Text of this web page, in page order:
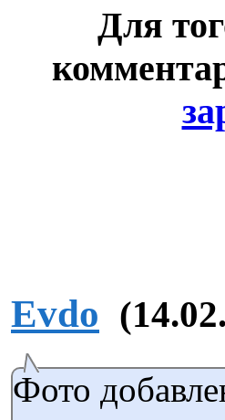
Для
Evdo
Фото